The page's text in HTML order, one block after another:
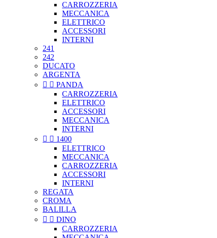
CARROZZERIA
MECCANICA
ELETTRICO
ACCESSORI
INTERNI
241
242
DUCATO
ARGENTA
  PANDA
CARROZZERIA
ELETTRICO
ACCESSORI
MECCANICA
INTERNI
  1400
ELETTRICO
MECCANICA
CARROZZERIA
ACCESSORI
INTERNI
REGATA
CROMA
BALILLA
  DINO
CARROZZERIA